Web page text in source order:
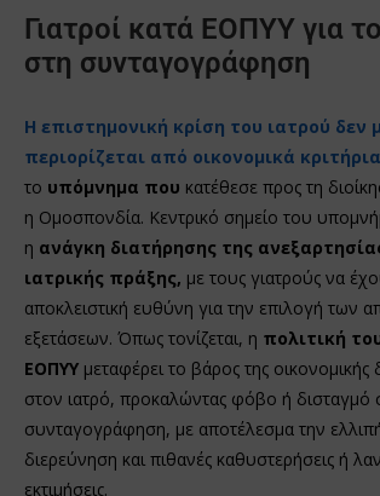
Γιατροί κατά ΕΟΠΥΥ για
στη συνταγογράφηση
Η επιστημονική κρίση του ιατρού δεν
περιορίζεται από οικονομικά
το υπόμνημα που κατέθεσε προς τη
η Ομοσπονδία. Κεντρικό σημείο του
η ανάγκη διατήρησης της
ιατρικής πράξης, με τους γιατρούς να
αποκλειστική ευθύνη για την επιλογή των
εξετάσεων. Όπως τονίζεται, η πολιτική
ΕΟΠΥΥ μεταφέρει το βάρος της οικονομικής
στον ιατρό, προκαλώντας φόβο ή δισταγμό
συνταγογράφηση, με αποτέλεσμα την
διερεύνηση και πιθανές καθυστερήσεις ή
εκτιμήσεις.